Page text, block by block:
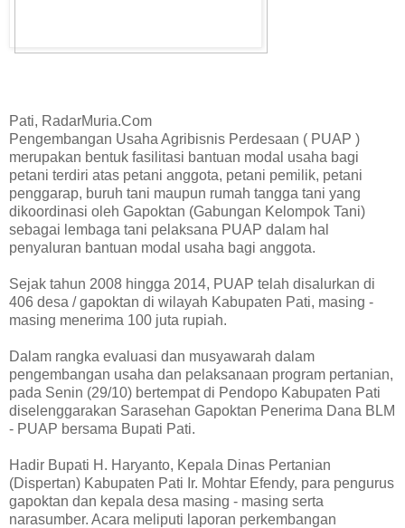
Pati, RadarMuria.Com
Pengembangan Usaha Agribisnis Perdesaan ( PUAP )
merupakan bentuk fasilitasi bantuan modal usaha bagi
petani terdiri atas petani anggota, petani pemilik, petani
penggarap, buruh tani maupun rumah tangga tani yang
dikoordinasi oleh Gapoktan (Gabungan Kelompok Tani)
sebagai lembaga tani pelaksana PUAP dalam hal
penyaluran bantuan modal usaha bagi anggota.
Sejak tahun 2008 hingga 2014, PUAP telah disalurkan di
406 desa / gapoktan di wilayah Kabupaten Pati, masing -
masing menerima 100 juta rupiah.
Dalam rangka evaluasi dan musyawarah dalam
pengembangan usaha dan pelaksanaan program pertanian,
pada Senin (29/10) bertempat di Pendopo Kabupaten Pati
diselenggarakan Sarasehan Gapoktan Penerima Dana BLM
- PUAP bersama Bupati Pati.
Hadir Bupati H. Haryanto, Kepala Dinas Pertanian
(Dispertan) Kabupaten Pati Ir. Mohtar Efendy, para pengurus
gapoktan dan kepala desa masing - masing serta
narasumber. Acara meliputi laporan perkembangan